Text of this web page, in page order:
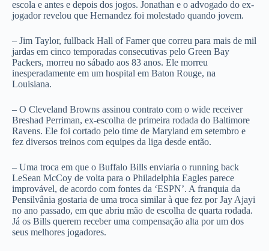
escola e antes e depois dos jogos. Jonathan e o advogado do ex-
jogador revelou que Hernandez foi molestado quando jovem.
– Jim Taylor, fullback Hall of Famer que correu para mais de mil
jardas em cinco temporadas consecutivas pelo Green Bay
Packers, morreu no sábado aos 83 anos. Ele morreu
inesperadamente em um hospital em Baton Rouge, na
Louisiana.
– O Cleveland Browns assinou contrato com o wide receiver
Breshad Perriman, ex-escolha de primeira rodada do Baltimore
Ravens. Ele foi cortado pelo time de Maryland em setembro e
fez diversos treinos com equipes da liga desde então.
– Uma troca em que o Buffalo Bills enviaria o running back
LeSean McCoy de volta para o Philadelphia Eagles parece
improvável, de acordo com fontes da ‘ESPN’. A franquia da
Pensilvânia gostaria de uma troca similar à que fez por Jay Ajayi
no ano passado, em que abriu mão de escolha de quarta rodada.
Já os Bills querem receber uma compensação alta por um dos
seus melhores jogadores.